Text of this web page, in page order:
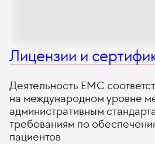
Лицензии и
Деятельность ЕМС
на международном уровне
административным
требованиям по
пациентов